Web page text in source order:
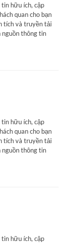
hữu ích, cập
quan cho bạn
tích và truyền tải
nguồn thông tin
hữu ích, cập
quan cho bạn
tích và truyền tải
nguồn thông tin
hữu ích, cập